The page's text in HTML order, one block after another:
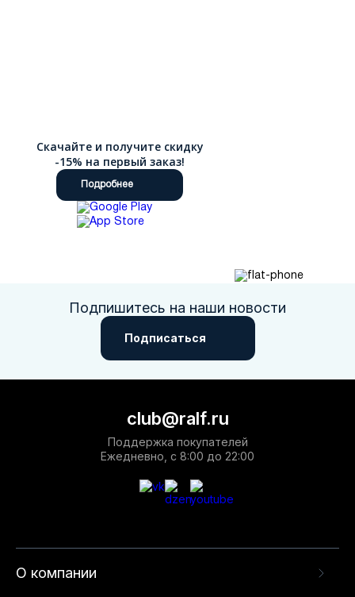
Скачайте и получите скидку
-15% на первый заказ!
Подробнее
Подпишитесь на наши новости
Подписаться
О компании
club@ralf.ru
Поддержка покупателей
Ежедневно, с 8:00 до 22:00